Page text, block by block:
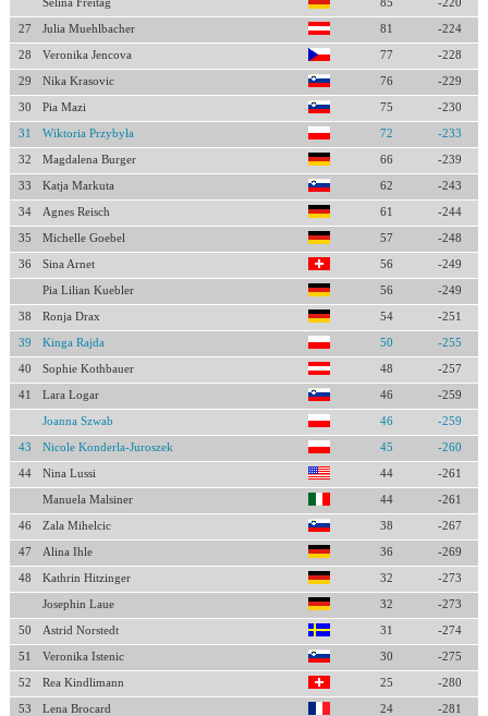
Selina Freitag 85 -220
27 Julia Muehlbacher 81 -224
28 Veronika Jencova 77 -228
29 Nika Krasovic 76 -229
30 Pia Mazi 75 -230
31 Wiktoria Przybyła 72 -233
32 Magdalena Burger 66 -239
33 Katja Markuta 62 -243
34 Agnes Reisch 61 -244
35 Michelle Goebel 57 -248
36 Sina Arnet 56 -249
Pia Lilian Kuebler 56 -249
38 Ronja Drax 54 -251
39 Kinga Rajda 50 -255
40 Sophie Kothbauer 48 -257
41 Lara Logar 46 -259
Joanna Szwab 46 -259
43 Nicole Konderla-Juroszek 45 -260
44 Nina Lussi 44 -261
Manuela Malsiner 44 -261
46 Zala Mihelcic 38 -267
47 Alina Ihle 36 -269
48 Kathrin Hitzinger 32 -273
Josephin Laue 32 -273
50 Astrid Norstedt 31 -274
51 Veronika Istenic 30 -275
52 Rea Kindlimann 25 -280
53 Lena Brocard 24 -281